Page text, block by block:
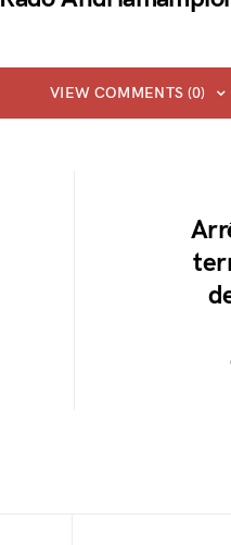
VIEW COMMENTS (0)